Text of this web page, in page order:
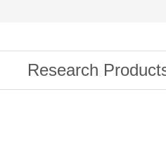
Research